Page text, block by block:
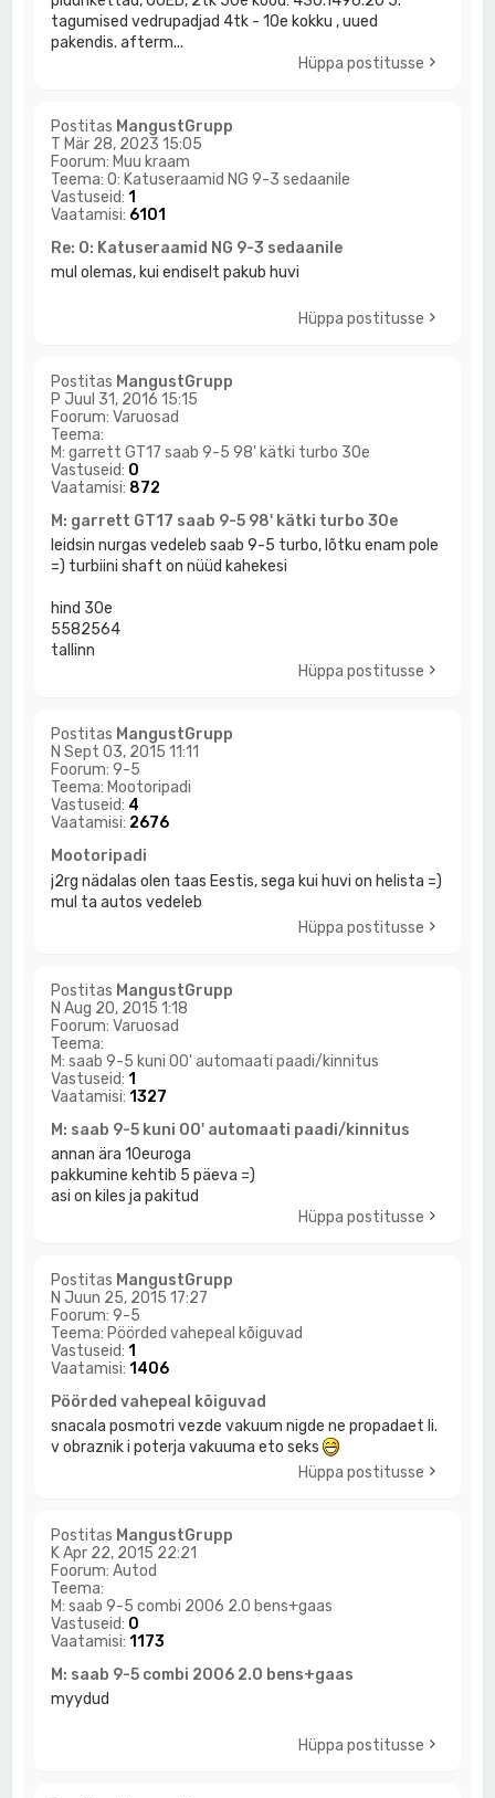
tagumised vedrupadjad 4tk - 10e kokku , uued
pakendis. afterm...
Hüppa postitusse
Postitas MangustGrupp
T Mär 28, 2023 15:05
Foorum: Muu kraam
Teema:O: Katuseraamid NG 9-3 sedaanile
Vastuseid:1
Vaatamisi: 6101
Re: O: Katuseraamid NG 9-3 sedaanile
mul olemas, kui endiselt pakub huvi
Hüppa postitusse
Postitas MangustGrupp
P Juul 31, 2016 15:15
Foorum:Varuosad
Teema:
M: garrett GT17 saab 9-5 98' kätki turbo 30e
Vastuseid: 0
Vaatamisi: 872
M: garrett GT17 saab 9-5 98' kätki turbo 30e
leidsin nurgas vedeleb saab 9-5 turbo, lõtku enam pole
=) turbiini shaft on nüüd kahekesi
hind 30e
5582564
tallinn
Hüppa postitusse
Postitas MangustGrupp
N Sept 03, 2015 11:11
Foorum:9-5
Teema: Mootoripadi
Vastuseid: 4
Vaatamisi: 2676
Mootoripadi
j2rg nädalas olen taas Eestis, sega kui huvi on helista =)
mul ta autos vedeleb
Hüppa postitusse
Postitas MangustGrupp
N Aug 20, 2015 1:18
Foorum:Varuosad
Teema:
M: saab 9-5 kuni 00' automaati paadi/kinnitus
Vastuseid:1
Vaatamisi:1327
M: saab 9-5 kuni 00' automaati paadi/kinnitus
annan ära 10euroga
pakkumine kehtib 5 päeva =)
asi on kiles ja pakitud
Hüppa postitusse
Postitas MangustGrupp
N Juun 25, 2015 17:27
Foorum:9-5
Teema: Pöörded vahepeal kõiguvad
Vastuseid:1
Vaatamisi:1406
Pöörded vahepeal kõiguvad
snacala posmotri vezde vakuum nigde ne propadaet li.
v obraznik i poterja vakuuma eto seks
Hüppa postitusse
Postitas MangustGrupp
K Apr 22, 2015 22:21
Foorum:Autod
Teema:
M: saab 9-5 combi 2006 2.0 bens+gaas
Vastuseid: 0
Vaatamisi:1173
M: saab 9-5 combi 2006 2.0 bens+gaas
myydud
Hüppa postitusse